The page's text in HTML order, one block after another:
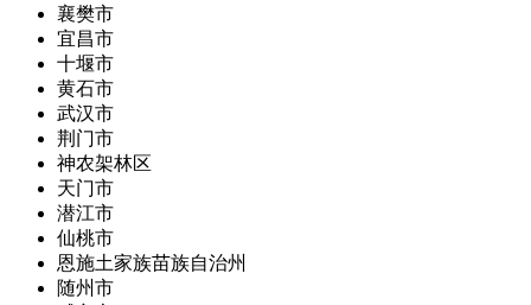
襄樊市
宜昌市
十堰市
黄石市
武汉市
荆门市
神农架林区
天门市
潜江市
仙桃市
恩施土家族苗族自治州
随州市